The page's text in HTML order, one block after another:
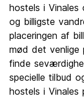
Fester
Værdi for
hostels i
og billigste
placeringen af
mød det venlige
finde
specielle tilbud
hostels i Vinales